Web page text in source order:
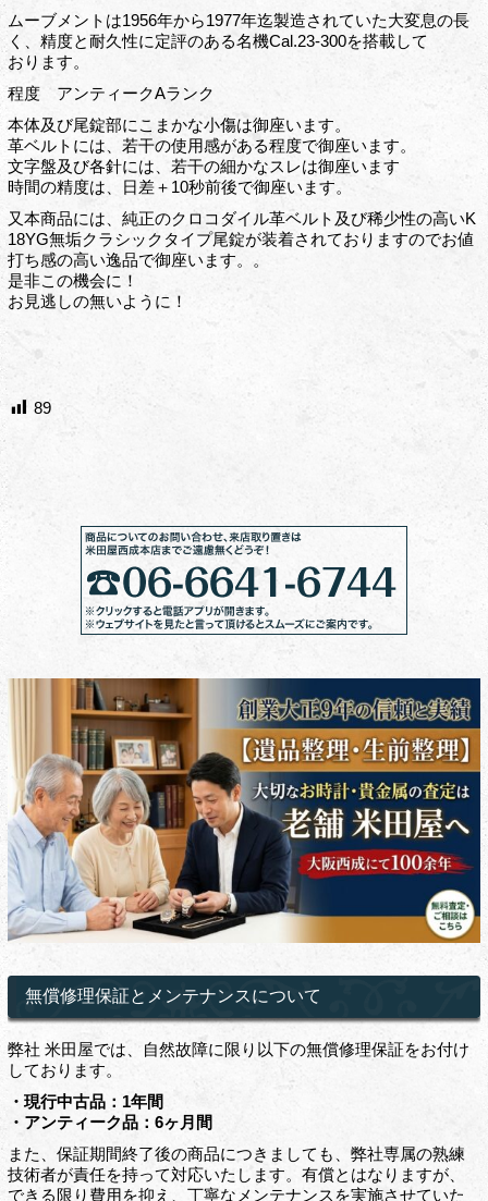
ムーブメントは1956年から1977年迄製造されていた大変息の長
く、精度と耐久性に定評のある名機Cal.23-300を搭載して
おります。
程度 アンティークAランク
本体及び尾錠部にこまかな小傷は御座います。
革ベルトには、若干の使用感がある程度で御座います。
文字盤及び各針には、若干の細かなスレは御座います
時間の精度は、日差＋10秒前後で御座います。
又本商品には、純正のクロコダイル革ベルト及び稀少性の高いK
18YG無垢クラシックタイプ尾錠が装着されておりますのでお値
打ち感の高い逸品で御座います。。
是非この機会に！
お見逃しの無いように！
89
無償修理保証とメンテナンスについて
弊社 米田屋では、自然故障に限り以下の無償修理保証をお付け
しております。
・現行中古品：1年間
・アンティーク品：6ヶ月間
また、保証期間終了後の商品につきましても、弊社専属の熟練
技術者が責任を持って対応いたします。有償とはなりますが、
できる限り費用を抑え、丁寧なメンテナンスを実施させていた